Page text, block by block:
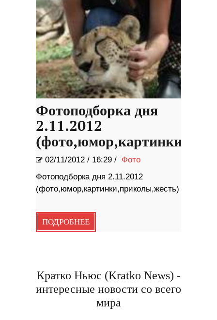
Фотоподборка дня
2.11.2012
02/11/2012 / 16:29 / Фото
Фотоподборка дня 2.11.2012
(фото,юмор,картинки,приколы,жесть)
ПОДРОБНЕЕ
Кратко Ньюс (Kratko News) -
интересные новости со всего
мира